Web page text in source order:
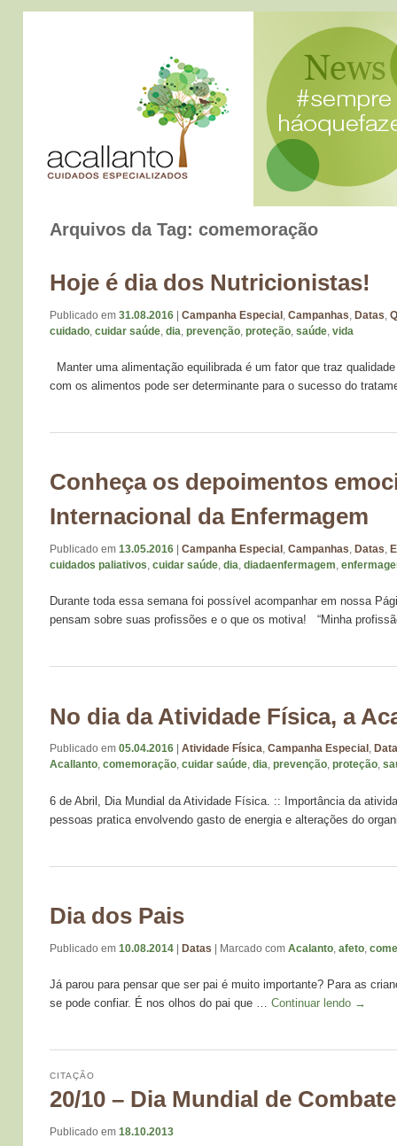
Arquivos da Tag: comemoração
Hoje é dia dos Nutricionistas!
Publicado em 31.08.2016 | Campanha Especial Campanhas Datas
cuidado cuidar saúde dia prevenção proteção saúde vida
Manter uma alimentação equilibrada é um fator que traz
com os alimentos pode ser determinante para o sucesso do
Conheça os depoimentos
Internacional da Enfermagem
Publicado em 13.05.2016 Campanha Especial , Campanhas, Datas,
cuidados paliativos, cuidar saúde, dia, diadaenfermagem,
Durante toda essa semana foi possível acompanhar em nossa
pensam sobre suas profissões e o que os motiva! “Minha
No dia da Atividade Física, a
Publicado em 05.04.2016 Atividade Física, Campanha Especial ,
Acallanto, comemoração, cuidar saúde, dia, prevenção, proteção,
6 de Abril, Dia Mundial da Atividade Física. :: Importância da
pessoas pratica envolvendo gasto de energia e alterações do
Dia dos Pais
Publicado em 10.08.2014 | Datas | Marcado com Acalanto afeto
Já parou para pensar que ser pai é muito importante? Para as
se pode confiar. É nos olhos do pai que … Continuar lendo →
20/10 – Dia Mundial de
CITAÇÃO
Publicado em 18.10.2013